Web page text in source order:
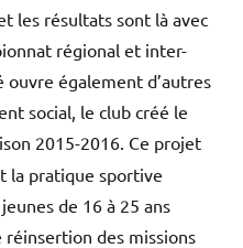
les résultats sont là avec
régional et inter-
ouvre également d’autres
social, le club créé le
2015-2016. Ce projet
la pratique sportive
de 16 à 25 ans
réinsertion des missions